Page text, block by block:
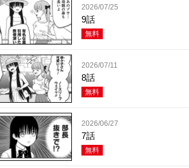
2026/07/25
9話
無料
2026/07/11
8話
無料
2026/06/27
7話
無料